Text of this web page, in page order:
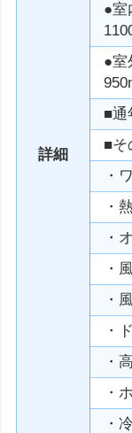
詳細
●室
●室
■通
■そ
・
・
・
・
・
・
・
・
・